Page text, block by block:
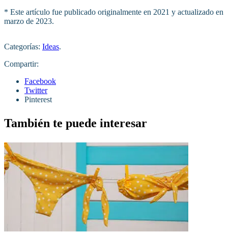
* Este artículo fue publicado originalmente en 2021 y actualizado en
marzo de 2023.
Categorías: Ideas.
Compartir:
Facebook
Twitter
Pinterest
También te puede interesar